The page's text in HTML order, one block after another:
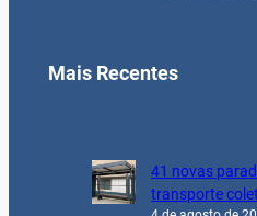
Mais Recentes
41 novas
transporte